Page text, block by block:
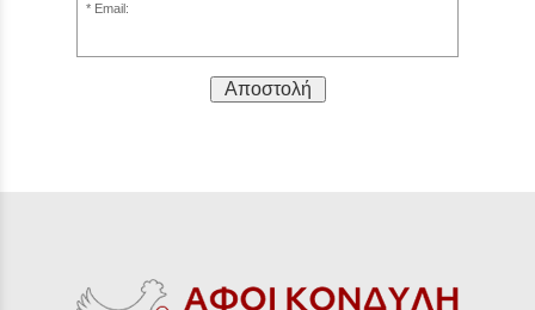
Email:
Αποστολή